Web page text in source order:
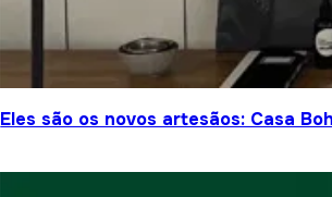
Eles são os novos artesãos: Casa